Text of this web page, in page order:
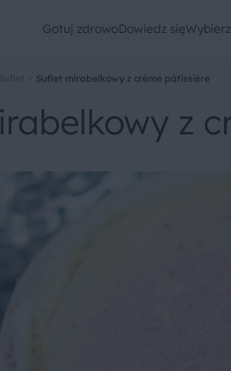
Gotuj zdrowoDowiedz się
Suflet mirabelkowy z crème pâtissière
z